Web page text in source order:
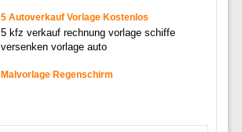
5 Autoverkauf Vorlage Kostenlos
5 kfz verkauf rechnung vorlage schiffe
versenken vorlage auto
Malvorlage Regenschirm